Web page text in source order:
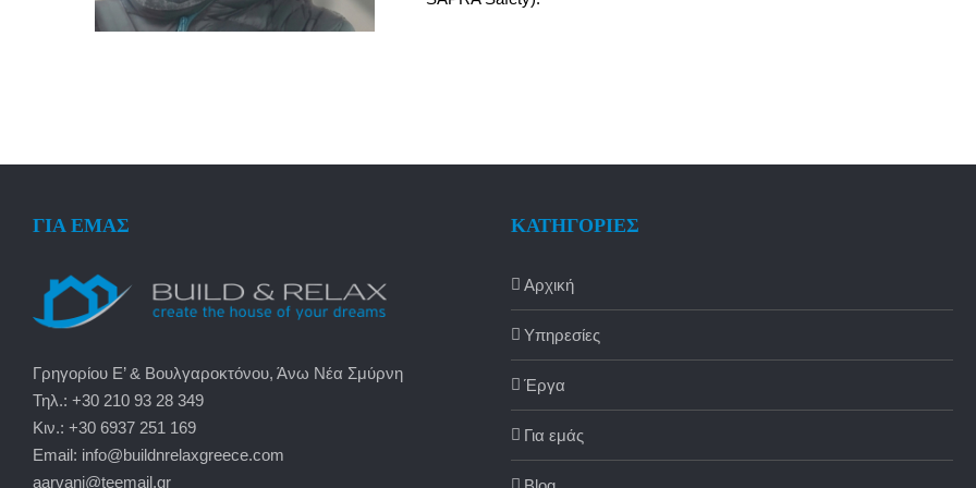
ΓΙΑ ΕΜΑΣ
Γρηγορίου Ε’ & Βουλγαροκτόνου, Άνω Νέα Σμύρνη
Τηλ.: +30 210 93 28 349
Κιν.: +30 6937 251 169
Email: info@buildnrelaxgreece.com
aarvani@teemail.gr
ΚΑΤΗΓΟΡΙΕΣ
Αρχική
Υπηρεσίες
Έργα
Για εμάς